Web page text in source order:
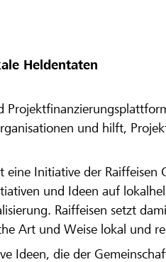
aktiv geschaltet wurde
wurdest. * Die Raiffeisenbank
sich das Recht vor,
vom Lokalbonus
Heldentaten
und hilft,
eine Initiative der
und Ideen auf
Raiffeisen setzt
Art und Weise lokal und
Ideen, die der